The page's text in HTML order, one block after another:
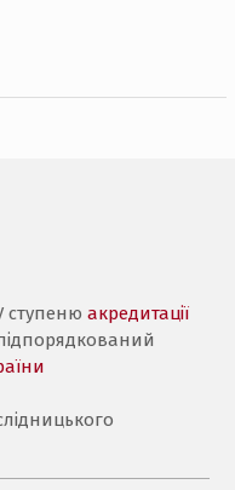
ступенюакредитації